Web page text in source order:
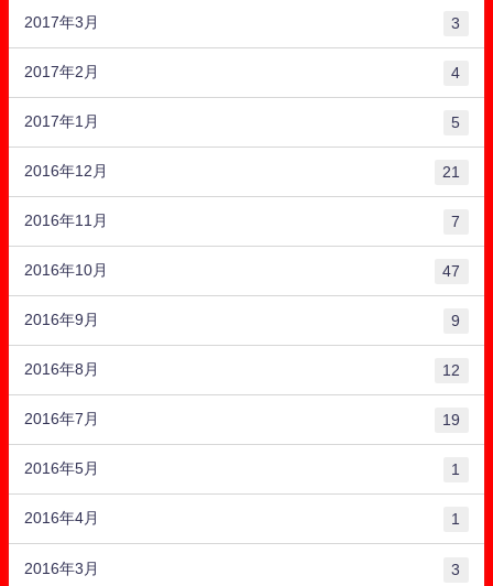
2017年3月 3
2017年2月 4
2017年1月 5
2016年12月 21
2016年11月 7
2016年10月 47
2016年9月 9
2016年8月 12
2016年7月 19
2016年5月 1
2016年4月 1
2016年3月 3